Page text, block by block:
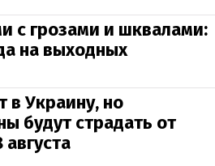
с грозами и шквалами:
на выходных
в Украину, но
будут страдать от